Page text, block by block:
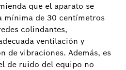
que el aparato se
mínima de 30 centímetros
colindantes,
ventilación y
de vibraciones. Además, es
de ruido del equipo no